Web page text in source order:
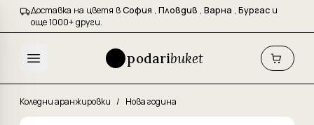
Доставка на цветя вСофия , Пловдив , Варна , Бургас и
още 1000+ други.
podaribuket
Коледни аранжировки / Нова година